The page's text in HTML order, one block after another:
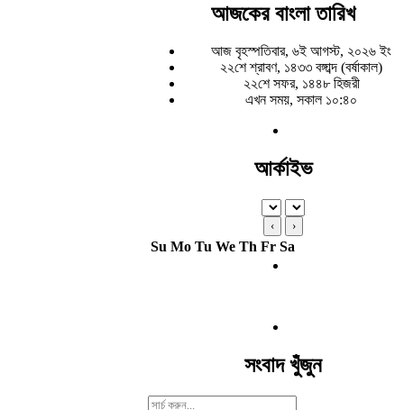
আজকের বাংলা তারিখ
আজ বৃহস্পতিবার, ৬ই আগস্ট, ২০২৬ ইং
২২শে শ্রাবণ, ১৪৩৩ বঙ্গাব্দ (বর্ষাকাল)
২২শে সফর, ১৪৪৮ হিজরী
এখন সময়, সকাল ১০:৪০
আর্কাইভ
‹ ›
Su Mo Tu We Th Fr Sa
সংবাদ খুঁজুন
Search